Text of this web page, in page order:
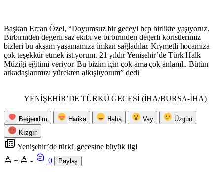
Başkan Ercan Özel, “Doyumsuz bir geceyi hep birlikte yaşıyoruz.
Birbirinden değerli saz ekibi ve birbirinden değerli koristlerimiz
bizleri bu akşam yaşamamıza imkan sağladılar. Kıymetli hocamıza
çok teşekkür etmek istiyorum. 21 yıldır Yenişehir’de Türk Halk
Müziği eğitimi veriyor. Bu bizim için çok ama çok anlamlı. Bütün
arkadaşlarımızı yürekten alkışlıyorum” dedi
YENİŞEHİR’DE TÜRKÜ GECESİ (İHA/BURSA-İHA)
Beğendim Harika Haha Vay
Üzgün
Kızgın
Yenişehir’de türkü gecesine büyük ilgi
+
- 0 Paylaş